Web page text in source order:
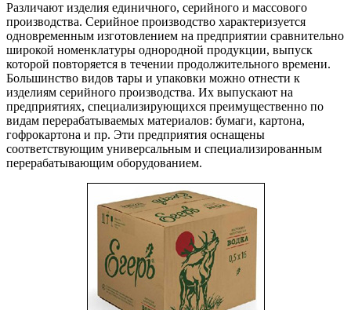
Различают изделия единичного, серийного и массового
производства. Серийное производство характеризуется
одновременным изготовлением на предприятии сравнительно
широкой номенклатуры однородной продукции, выпуск
которой повторяется в течении продолжительного времени.
Большинство видов тары и упаковки можно отнести к
изделиям серийного производства. Их выпускают на
предприятиях, специализирующихся преимущественно по
видам перерабатываемых материалов: бумаги, картона,
гофрокартона и пр. Эти предприятия оснащены
соответствующим универсальным и специализированным
перерабатывающим оборудованием.